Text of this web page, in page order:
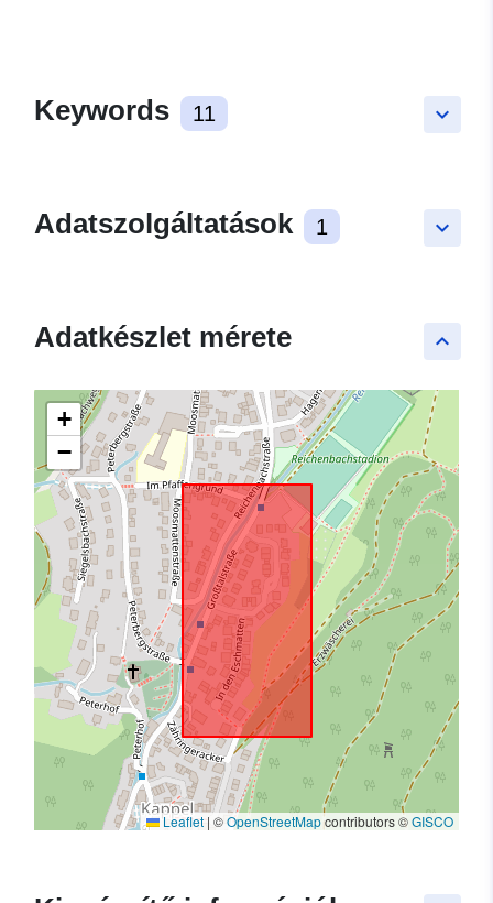
keyboard_arrow_down
Keywords 11
keyboard_arrow_down
Adatszolgáltatások 1
keyboard_arrow_up
Adatkészlet mérete
+
−
Leaflet | ©OpenStreetMapcontributors ©GISCO